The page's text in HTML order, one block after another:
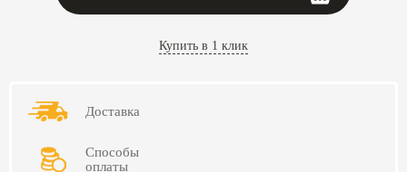
Купить в 1 клик
Доставка
Способы
оплаты